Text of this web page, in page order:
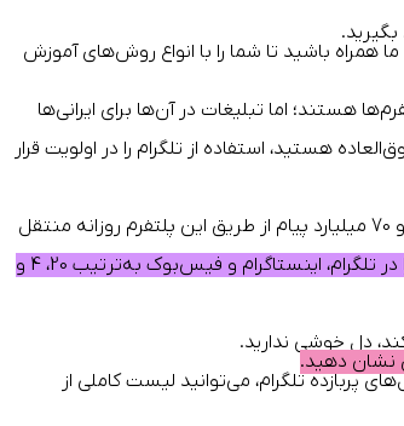
باشید تا شما را با انواع روش‌های آموزش
هستند؛ اما تبلیغات در آن‌ها برای ایرانی‌ها
هستید، استفاده از تلگرام را در اولویت قرار
شاید برایتان جالب باشد که بدانید ماهانه بیش از 400 میلیون کاربر در سراسر دنیا از تلگرام استفاده می‌کنند، هر روز 1/5 میلیون کاربر جدید به این برنامه اضافه و 70 میلیارد پیام از طریق این پلتفرم روزانه منتقل
نرخ تعامل را در تلگرام، اینستاگرام و فیس‌بوک به‌ترتیب 20، 4 و
دل خوشی ندارید.
پربازده تلگرام، می‌توانید لیست کاملی از